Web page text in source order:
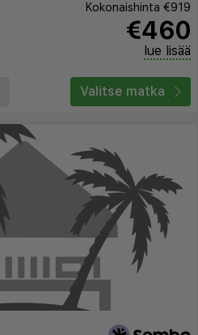
Kokonaishinta €919
€460
lue lisää
Valitse matka